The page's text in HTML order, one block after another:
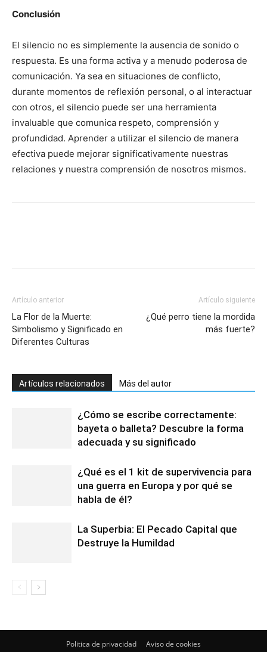
Conclusión
El silencio no es simplemente la ausencia de sonido o
respuesta. Es una forma activa y a menudo poderosa de
comunicación. Ya sea en situaciones de conflicto,
durante momentos de reflexión personal, o al interactuar
con otros, el silencio puede ser una herramienta
invaluable que comunica respeto, comprensión y
profundidad. Aprender a utilizar el silencio de manera
efectiva puede mejorar significativamente nuestras
relaciones y nuestra comprensión de nosotros mismos.
Artículo anterior
La Flor de la Muerte:
Simbolismo y Significado en
Diferentes Culturas
Artículo siguiente
¿Qué perro tiene la mordida
más fuerte?
Artículos relacionados Más del autor
¿Cómo se escribe correctamente:
bayeta o balleta? Descubre la forma
adecuada y su significado
¿Qué es el 1 kit de supervivencia para
una guerra en Europa y por qué se
habla de él?
La Superbia: El Pecado Capital que
Destruye la Humildad
Politica de privacidad Aviso de cookies